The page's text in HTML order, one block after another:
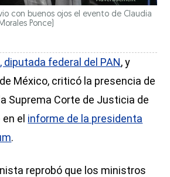
con buenos ojos el evento de Claudia
Ponce)
diputada federal del PAN, y
México, criticó la presencia de
Suprema Corte de Justicia de
en el informe de la presidenta
.
reprobó que los ministros